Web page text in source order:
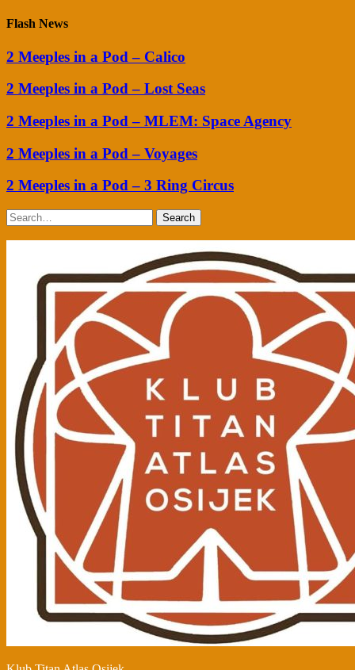
Flash News
2 Meeples in a Pod – Calico
2 Meeples in a Pod – Lost Seas
2 Meeples in a Pod – MLEM: Space Agency
2 Meeples in a Pod – Voyages
2 Meeples in a Pod – 3 Ring Circus
Search